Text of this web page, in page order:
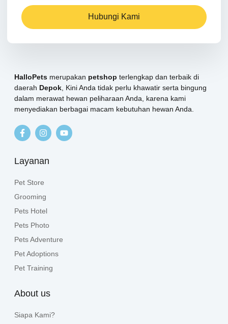
Hubungi Kami
HalloPets merupakan petshop terlengkap dan terbaik di
daerah Depok , Kini Anda tidak perlu khawatir serta bingung
dalam merawat hewan peliharaan Anda, karena kami
menyediakan berbagai macam kebutuhan hewan Anda.
Layanan
Pet Store
Grooming
Pets Hotel
Pets Photo
Pets Adventure
Pet Adoptions
Pet Training
About us
Siapa Kami?